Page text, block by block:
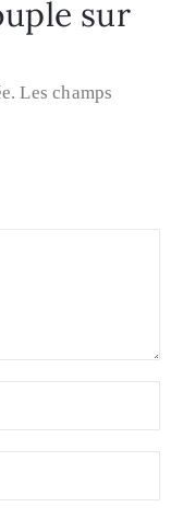
sur
Les champs